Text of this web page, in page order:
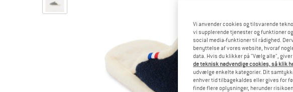
Vi anvender cookies og tilsvarende
vi supplerende tjenester og funktioner
social media-funktioner til rådighed.
benyttelse af vores website, hvoraf
data. Hvis du klikker på "Vælg alle",
de teknisk nødvendige cookies, så klik
udvælge enkelte kategorier. Dit
enhver tid tilbagekaldes eller gives for
finde flere oplysninger, herunder